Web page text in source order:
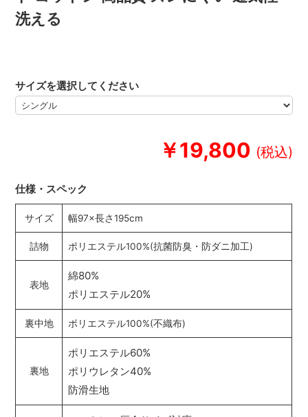
洗える
￥19,800
サイズを選択してください
仕様・スペック
サイズ 幅97×長さ195cm
詰物 ポリエステル100%(抗菌防臭・防ダニ加工)
表地
綿80%
ポリエステル20%
裏中地 ポリエステル100%(不織布)
裏地
ポリエステル60%
ポリウレタン40%
防滑生地